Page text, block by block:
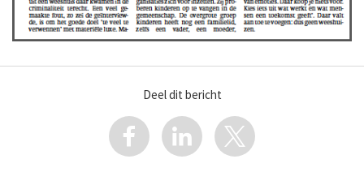
Deel dit bericht